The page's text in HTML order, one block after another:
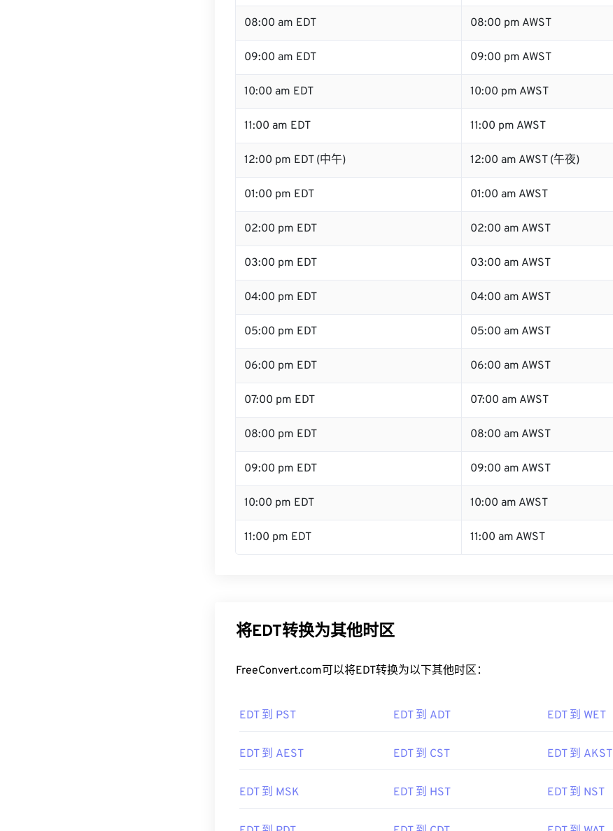
08:00 am EDT 08:00 pm AWST
09:00 am EDT 09:00 pm AWST
10:00 am EDT 10:00 pm AWST
11:00 am EDT 11:00 pm AWST
12:00 pm EDT (中午) 12:00 am AWST (午夜)
01:00 pm EDT 01:00 am AWST
02:00 pm EDT 02:00 am AWST
03:00 pm EDT 03:00 am AWST
04:00 pm EDT 04:00 am AWST
05:00 pm EDT 05:00 am AWST
06:00 pm EDT 06:00 am AWST
07:00 pm EDT 07:00 am AWST
08:00 pm EDT 08:00 am AWST
09:00 pm EDT 09:00 am AWST
10:00 pm EDT 10:00 am AWST
11:00 pm EDT 11:00 am AWST
将EDT转换为其他时区
FreeConvert.com可以将EDT转换为以下其他时区：
EDT 到 PST EDT 到 ADT EDT 到 WET
EDT 到 AEST EDT 到 CST EDT 到 AKST
EDT 到 MSK EDT 到 HST EDT 到 NST